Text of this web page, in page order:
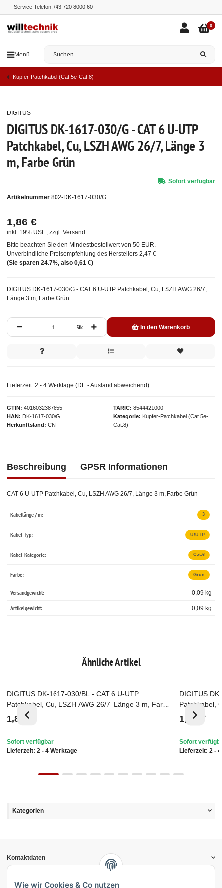
Wie wir Cookies & Co nutzen
Service Telefon:+43 720 8000 60
Menü
0
Kupfer-Patchkabel (Cat.5e-Cat.8)
DIGITUS DK-1617-030/G - CAT 6 U-UTP
Patchkabel, Cu, LSZH AWG 26/7, Länge 3
m, Farbe Grün
Artikelnummer 802-DK-1617-030/G
GTIN 4016032387855
HAN
DK-1617-030/G
Herkunftsland
CN
TARIC
8544421000
Kategorie
Kupfer-Patchkabel (Cat.5e-
Cat.8)
DIGITUS
DIGITUS DK-1617-030/G - CAT 6 U-UTP Patchkabel, Cu, LSZH AWG 26/7,
Länge 3 m, Farbe Grün
1,86 €
inkl. 19% USt. , zzgl. Versand
Bitte beachten Sie den Mindestbestellwert von 50 EUR.
Unverbindliche Preisempfehlung des Herstellers 2,47 €
(Sie sparen 24.7%, also 0,61 €)
Stk In den Warenkorb
Sofort verfügbar
Lieferzeit: 2 - 4 Werktage (DE - Ausland abweichend)
Beschreibung GPSR Informationen
CAT 6 U-UTP Patchkabel, Cu, LSZH AWG 26/7, Länge 3 m, Farbe Grün
Kabellänge / m: 3
Kabel-Typ: U/UTP
Kabel-Kategorie: Cat.6
Farbe: Grün
Versandgewicht: 0,09 kg
Artikelgewicht: 0,09 kg
Ähnliche Artikel
Top
DIGITUS DK-1617-030/BL - CAT 6 U-UTP
Patchkabel, Cu, LSZH AWG 26/7, Länge 3 m, Farbe
Schwarz
1,86 €
Sofort verfügbar
Lieferzeit: 2 - 4 Werktage
Top
DIGITUS
Patchkabel,
Gelb
1,86 € *
Sofort
Lieferzeit: 2 -
Kategorien
Kontaktdaten
Informationen
Gesetzliche Informationen